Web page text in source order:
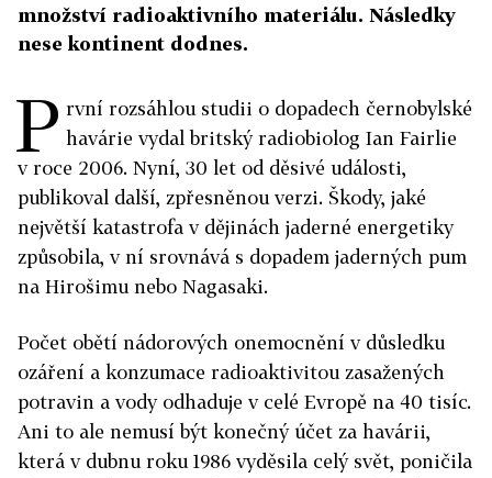
množství radioaktivního materiálu. Následky
nese kontinent dodnes.
P rvní rozsáhlou studii o dopadech černobylské
havárie vydal britský radiobiolog Ian Fairlie
v roce 2006. Nyní, 30 let od děsivé události,
publikoval další, zpřesněnou verzi. Škody, jaké
největší katastrofa v dějinách jaderné energetiky
způsobila, v ní srovnává s dopadem jaderných pum
na Hirošimu nebo Nagasaki.
Počet obětí nádorových onemocnění v důsledku
ozáření a konzumace radioaktivitou zasažených
potravin a vody odhaduje v celé Evropě na 40 tisíc.
Ani to ale nemusí být konečný účet za havárii,
která v dubnu roku 1986 vyděsila celý svět, poničila